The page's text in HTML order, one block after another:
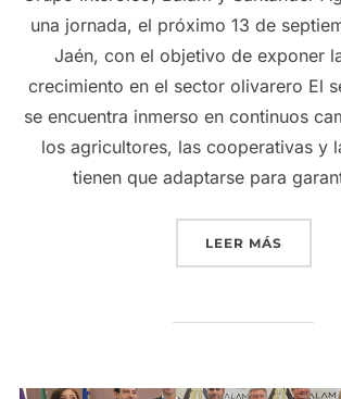
una jornada, el próximo 13 de
Jaén, con el objetivo de exponer
crecimiento en el sector olivarero El
se encuentra inmerso en continuos
los agricultores, las cooperativas y
tienen que adaptarse para
LEER MÁS